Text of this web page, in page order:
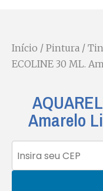
Início / Pintura /
ECOLINE 30 ML.
Amarelo